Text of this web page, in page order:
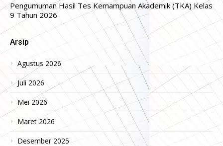
Pengumuman Hasil Tes Kemampuan Akademik (TKA) Kelas
9 Tahun 2026
Arsip
Agustus 2026
Juli 2026
Mei 2026
Maret 2026
Desember 2025